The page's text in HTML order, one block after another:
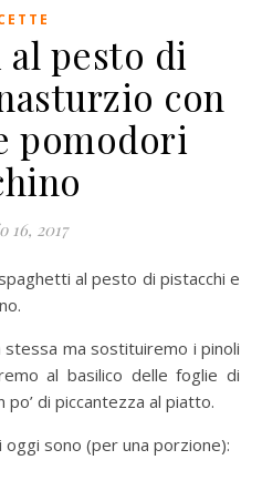
pesto di
con
pomodori
16, 2017
ma sostituiremo i pinoli
al basilico delle foglie di
di piccantezza al piatto.
sono (per una porzione):